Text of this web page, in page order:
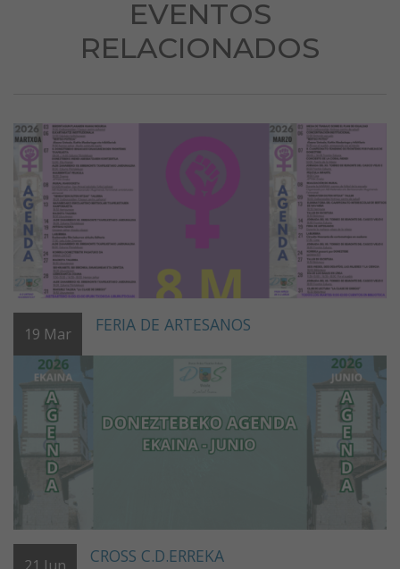
EVENTOS
RELACIONADOS
19 Mar FERIA DE ARTESANOS
CROSS C.D.ERREKA